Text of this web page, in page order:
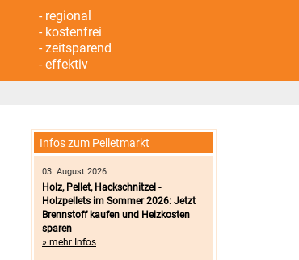
- regional
- kostenfrei
- zeitsparend
- effektiv
Infos zum Pelletmarkt
03. August 2026
Holz, Pellet, Hackschnitzel -
Holzpellets im Sommer 2026: Jetzt
Brennstoff kaufen und Heizkosten
sparen
» mehr Infos